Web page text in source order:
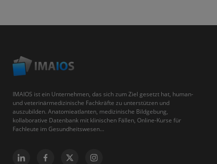
IMAIOS ist ein Unternehmen, das sich zum Ziel gesetzt hat, human-
und veterinärmedizinische Fachkräfte zu unterstützen und
auszubilden. Anatomieatlanten, medizinische Bildgebung,
kollaborative Datenbank mit klinischen Fällen, Online-Kurse für
Fachleute im Gesundheitswesen...